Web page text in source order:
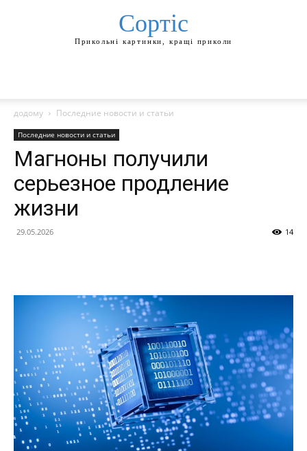
Сортіс
Прикольні картинки, кращі приколи
додому Последние новости и статьи
Последние новости и статьи
Магноны получили
серьезное продление
жизни
29.05.2026 14